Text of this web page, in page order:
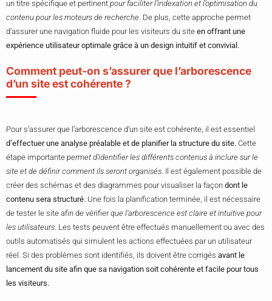
un titre spécifique et pertinent pour faciliter l’indexation et l’optimisation du
contenu pour les moteurs de recherche . De plus, cette approche permet
d’assurer une navigation fluide pour les visiteurs du site en offrant une
expérience utilisateur optimale grâce à un design intuitif et convivial.
Comment peut-on s’assurer que l’arborescence
d’un site est cohérente ?
Pour s’assurer que l’arborescence d’un site est cohérente, il est essentiel
d’effectuer une analyse préalable et de planifier la structure du site. Cette
étape importante permet d’identifier les différents contenus à inclure sur le
site et de définir comment ils seront organisés . Il est également possible de
créer des schémas et des diagrammes pour visualiser la façon dont le
contenu sera structuré . Une fois la planification terminée, il est nécessaire
de tester le site afin de vérifierque l’arborescence est claire et intuitive pour
les utilisateurs . Les tests peuvent être effectués manuellement ou avec des
outils automatisés qui simulent les actions effectuées par un utilisateur
réel. Si des problèmes sont identifiés, ils doivent être corrigés avant le
lancement du site afin que sa navigation soit cohérente et facile pour tous
les visiteurs.